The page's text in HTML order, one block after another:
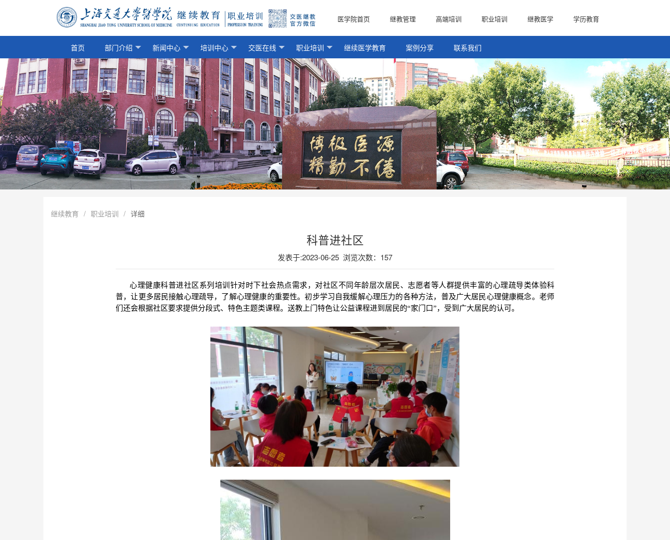
医学院首页 继教管理 高端培训 职业培训 继教医学 学历教育
首页 部门介绍 新闻中心 培训中心 交医在线 职业培训 继续医学教育 案例分享 联系我们
继续教育 / 职业培训 / 详细
科普进社区
发表于:2023-06-25 浏览次数： 157
心理健康科普进社区系列培训针对时下社会热点需求，对社区不同年龄层次居民、志愿者等人群提供丰富的心理疏导类体验科
普，让更多居民接触心理疏导，了解心理健康的重要性。初步学习自我缓解心理压力的各种方法，普及广大居民心理健康概念。老师
们还会根据社区要求提供分段式、特色主题类课程。送教上门特色让公益课程进到居民的“家门口”，受到广大居民的认可。